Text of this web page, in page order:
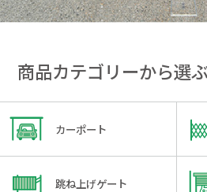
商品カテゴリーから選
カーポート
跳ね上げゲート